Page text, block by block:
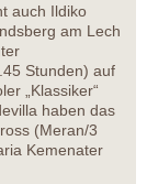
auch Ildiko
am Lech
Stunden) auf
„Klassiker“
haben das
(Meran/3
Kemenater